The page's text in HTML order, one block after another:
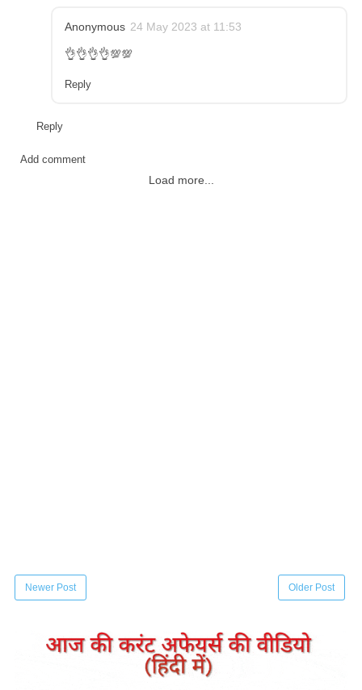
Anonymous 24 May 2023 at 11:53
👌👌👌👌💯💯
Reply
Reply
Add comment
Load more...
Newer Post Older Post